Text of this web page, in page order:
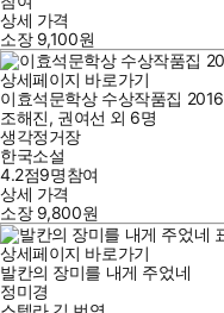
상세 가격
소장 9,100원
상세페이지 바로가기
이효석문학상 수상작품집 2016
조해진, 권여선 외 6명
생각정거장
한국소설
4.2점9명참여
상세 가격
소장 9,800원
상세페이지 바로가기
발칸의 장미를 내게 주었네
정미경